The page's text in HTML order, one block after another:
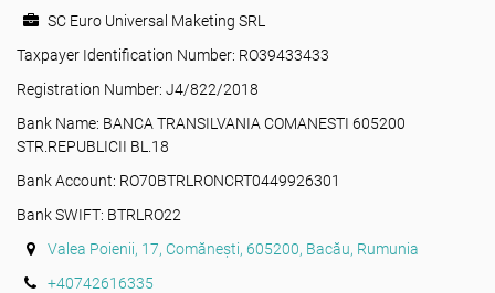
SC Euro Universal Maketing SRL
Taxpayer Identification Number: RO39433433
Registration Number: J4/822/2018
Bank Name: BANCA TRANSILVANIA COMANESTI 605200
STR.REPUBLICII BL.18
Bank Account: RO70BTRLRONCRT0449926301
Bank SWIFT: BTRLRO22
Valea Poienii, 17, Comănești, 605200, Bacău, Rumunia
+40742616335